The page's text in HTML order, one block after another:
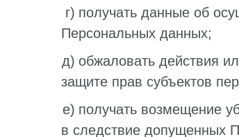
получать данные об
Персональных данных;
обжаловать действия
защите прав субъектов
получать возмещение
в следствие допущенных